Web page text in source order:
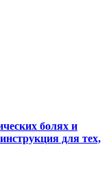
болях и
для тех,